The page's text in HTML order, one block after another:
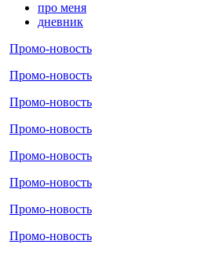
про меня
дневник
Промо-новость
Промо-новость
Промо-новость
Промо-новость
Промо-новость
Промо-новость
Промо-новость
Промо-новость